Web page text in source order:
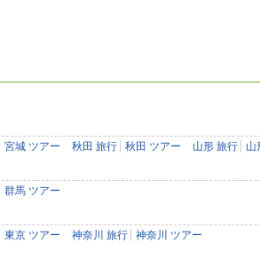
宮城 ツアー 秋田 旅行 秋田 ツアー 山形 旅行 山
群馬 ツアー
東京 ツアー 神奈川 旅行 神奈川 ツアー